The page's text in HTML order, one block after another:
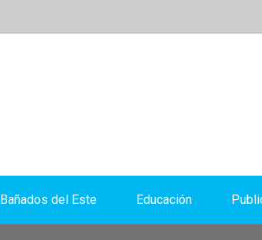
Bañados del Este Educación